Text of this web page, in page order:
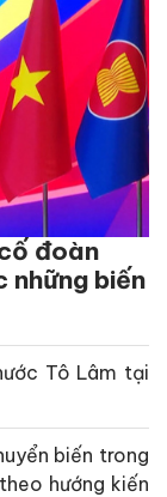
đoàn
biến
Tô Lâm tại
biến trong
hướng kiến